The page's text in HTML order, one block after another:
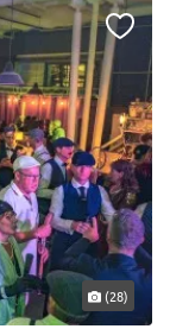
(28)